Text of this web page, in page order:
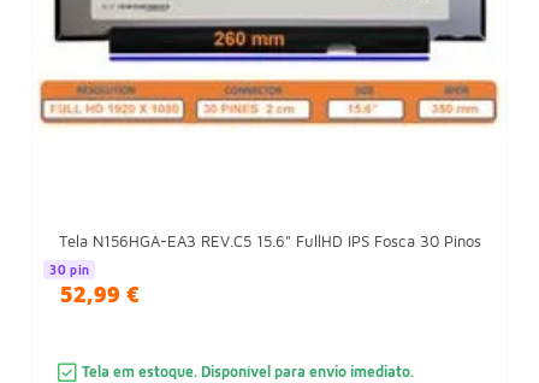
Tela N156HGA-EA3 REV.C5 15.6" FullHD IPS Fosca 30 Pinos
30 pin
52,99 €
Tela em estoque. Disponível para envio imediato.